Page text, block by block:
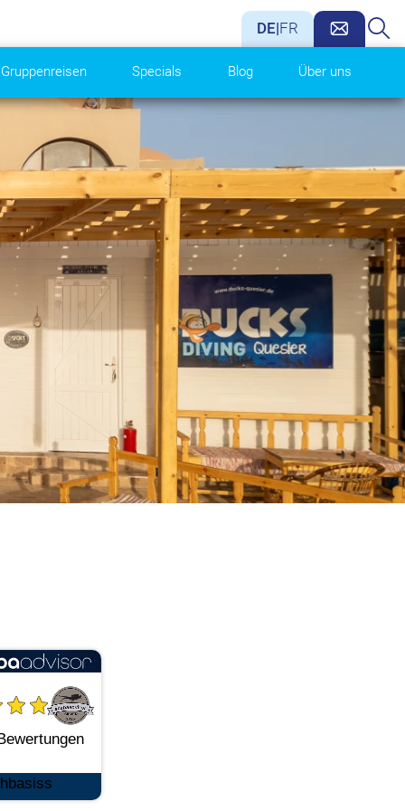
DE|FR
Gruppenreisen Specials Blog Über uns